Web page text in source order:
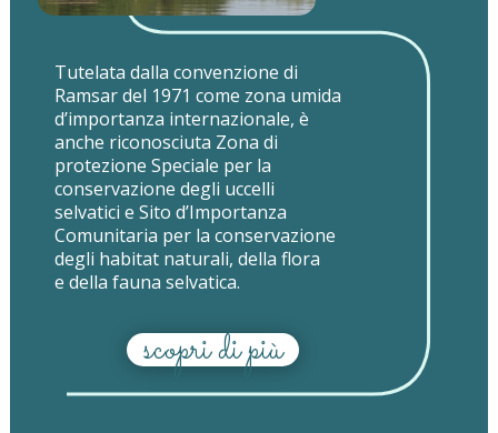
Tutelata dalla convenzione di
Ramsar del 1971 come zona umida
d’importanza internazionale, è
anche riconosciuta Zona di
protezione Speciale per la
conservazione degli uccelli
selvatici e Sito d’Importanza
Comunitaria per la conservazione
degli habitat naturali, della flora
e della fauna selvatica.
scopri di più